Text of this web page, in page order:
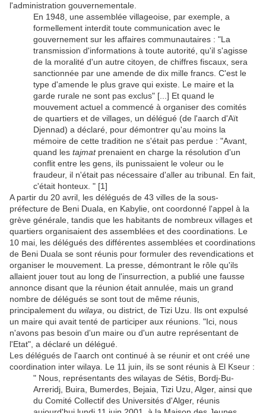
l'administration gouvernementale.
En 1948, une assemblée villageoise, par exemple, a
formellement interdit toute communication avec le
gouvernement sur les affaires communautaires : "La
transmission d'informations à toute autorité, qu'il s'agisse
de la moralité d'un autre citoyen, de chiffres fiscaux, sera
sanctionnée par une amende de dix mille francs. C'est le
type d'amende le plus grave qui existe. Le maire et la
garde rurale ne sont pas exclus" [...] Et quand le
mouvement actuel a commencé à organiser des comités
de quartiers et de villages, un délégué (de l'aarch d'Aït
Djennad) a déclaré, pour démontrer qu'au moins la
mémoire de cette tradition ne s'était pas perdue : "Avant,
quand les tajmatprenaient en charge la résolution d'un
conflit entre les gens, ils punissaient le voleur ou le
fraudeur, il n'était pas nécessaire d'aller au tribunal. En fait,
c'était honteux. " [1]
A partir du 20 avril, les délégués de 43 villes de la sous-
préfecture de Beni Duala, en Kabylie, ont coordonné l'appel à la
grève générale, tandis que les habitants de nombreux villages et
quartiers organisaient des assemblées et des coordinations. Le
10 mai, les délégués des différentes assemblées et coordinations
de Beni Duala se sont réunis pour formuler des revendications et
organiser le mouvement. La presse, démontrant le rôle qu'ils
allaient jouer tout au long de l'insurrection, a publié une fausse
annonce disant que la réunion était annulée, mais un grand
nombre de délégués se sont tout de même réunis,
principalement du wilaya , ou district, de Tizi Uzu. Ils ont expulsé
un maire qui avait tenté de participer aux réunions. "Ici, nous
n'avons pas besoin d'un maire ou d'un autre représentant de
l'Etat", a déclaré un délégué.
Les délégués de l'aarch ont continué à se réunir et ont créé une
coordination inter wilaya. Le 11 juin, ils se sont réunis à El Kseur :
" Nous, représentants des wilayas de Sétis, Bordj-Bu-
Arreridj, Buira, Bumerdes, Bejaia, Tizi Uzu, Alger, ainsi que
du Comité Collectif des Universités d'Alger, réunis